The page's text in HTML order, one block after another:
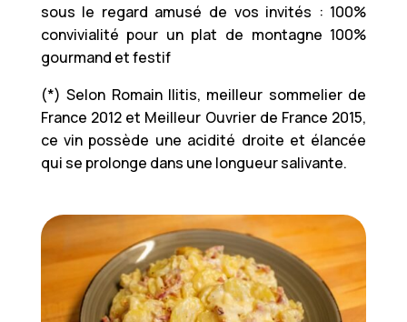
sous le regard amusé de vos invités : 100%
convivialité pour un plat de montagne 100%
gourmand et festif
(*) Selon Romain Ilitis, meilleur sommelier de
France 2012 et Meilleur Ouvrier de France 2015,
ce vin possède une acidité droite et élancée
qui se prolonge dans une longueur salivante.